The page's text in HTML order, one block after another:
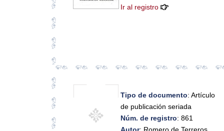
Ir al registro
Tipo de documento: Artículo
de publicación seriada
Núm. de registro: 861
Autor: Romero de Terreros,